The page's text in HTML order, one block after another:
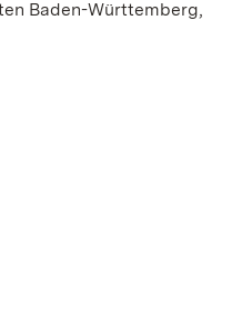
Baden-Württemberg,